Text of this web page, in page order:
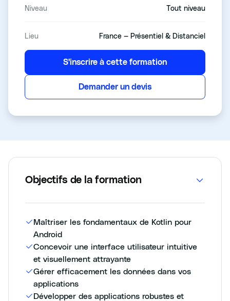
Niveau Tout niveau
Lieu France — Présentiel & Distanciel
S'inscrire à cette formation
Demander un devis
Objectifs de la formation
Maîtriser les fondamentaux de Kotlin pour
Android
Concevoir une interface utilisateur intuitive
et visuellement attrayante
Gérer efficacement les données dans vos
applications
Développer des applications robustes et